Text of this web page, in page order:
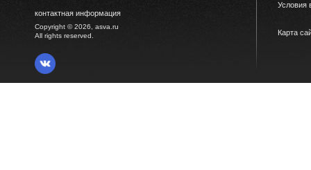
контактная информация
Copyright © 2026, asva.ru
All rights reserved.
Условия
Карта